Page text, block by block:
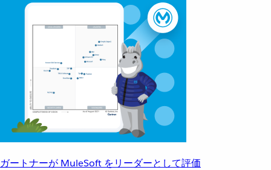
ガートナーが MuleSoft をリーダーとして評価